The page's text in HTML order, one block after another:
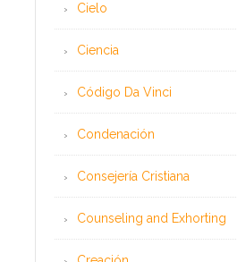
Cielo
Ciencia
Código Da Vinci
Condenación
Consejería Cristiana
Counseling and Exhorting